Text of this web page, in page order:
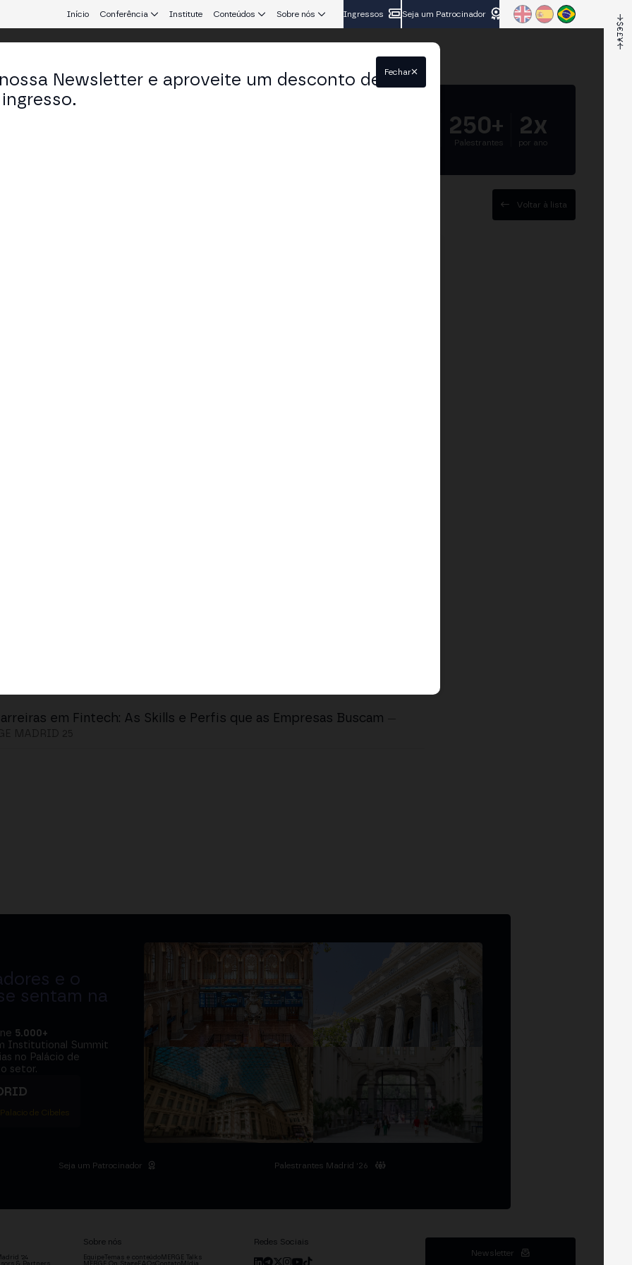
Início Conferência Institute Conteúdos Sobre nós Ingressos Seja um Patrocinador
250+
Palestrantes
2x
por ano
Voltar à lista
em Fintech: As Skills e Perfis que as Empresas Buscam
e o
sentam na
5.000+
Institutional Summit
no Palácio de
setor.
de Cibeles
Seja um Patrocinador Palestrantes Madrid '26
'24
Sobre nós
EquipeTemas e conteúdoMERGE Talks
Redes Sociais
Newsletter
Newsletter e aproveite um desconto de
Fechar